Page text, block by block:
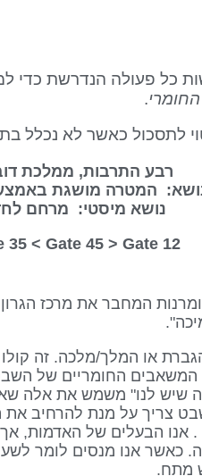
כל פעולה הנדרשת כדי
.
לתסכול כאשר לא נכלל
רבע התרבות, ממלכת
המטרה מושגת
נושא מיסטי: מרחם
12 Gate 35 <
Gate 45 > Gate
הגברת או המלך/מלכה. זה
המשאבים החומריים של
לנו" משמש את אלה
צריך על מנת להרחיב את